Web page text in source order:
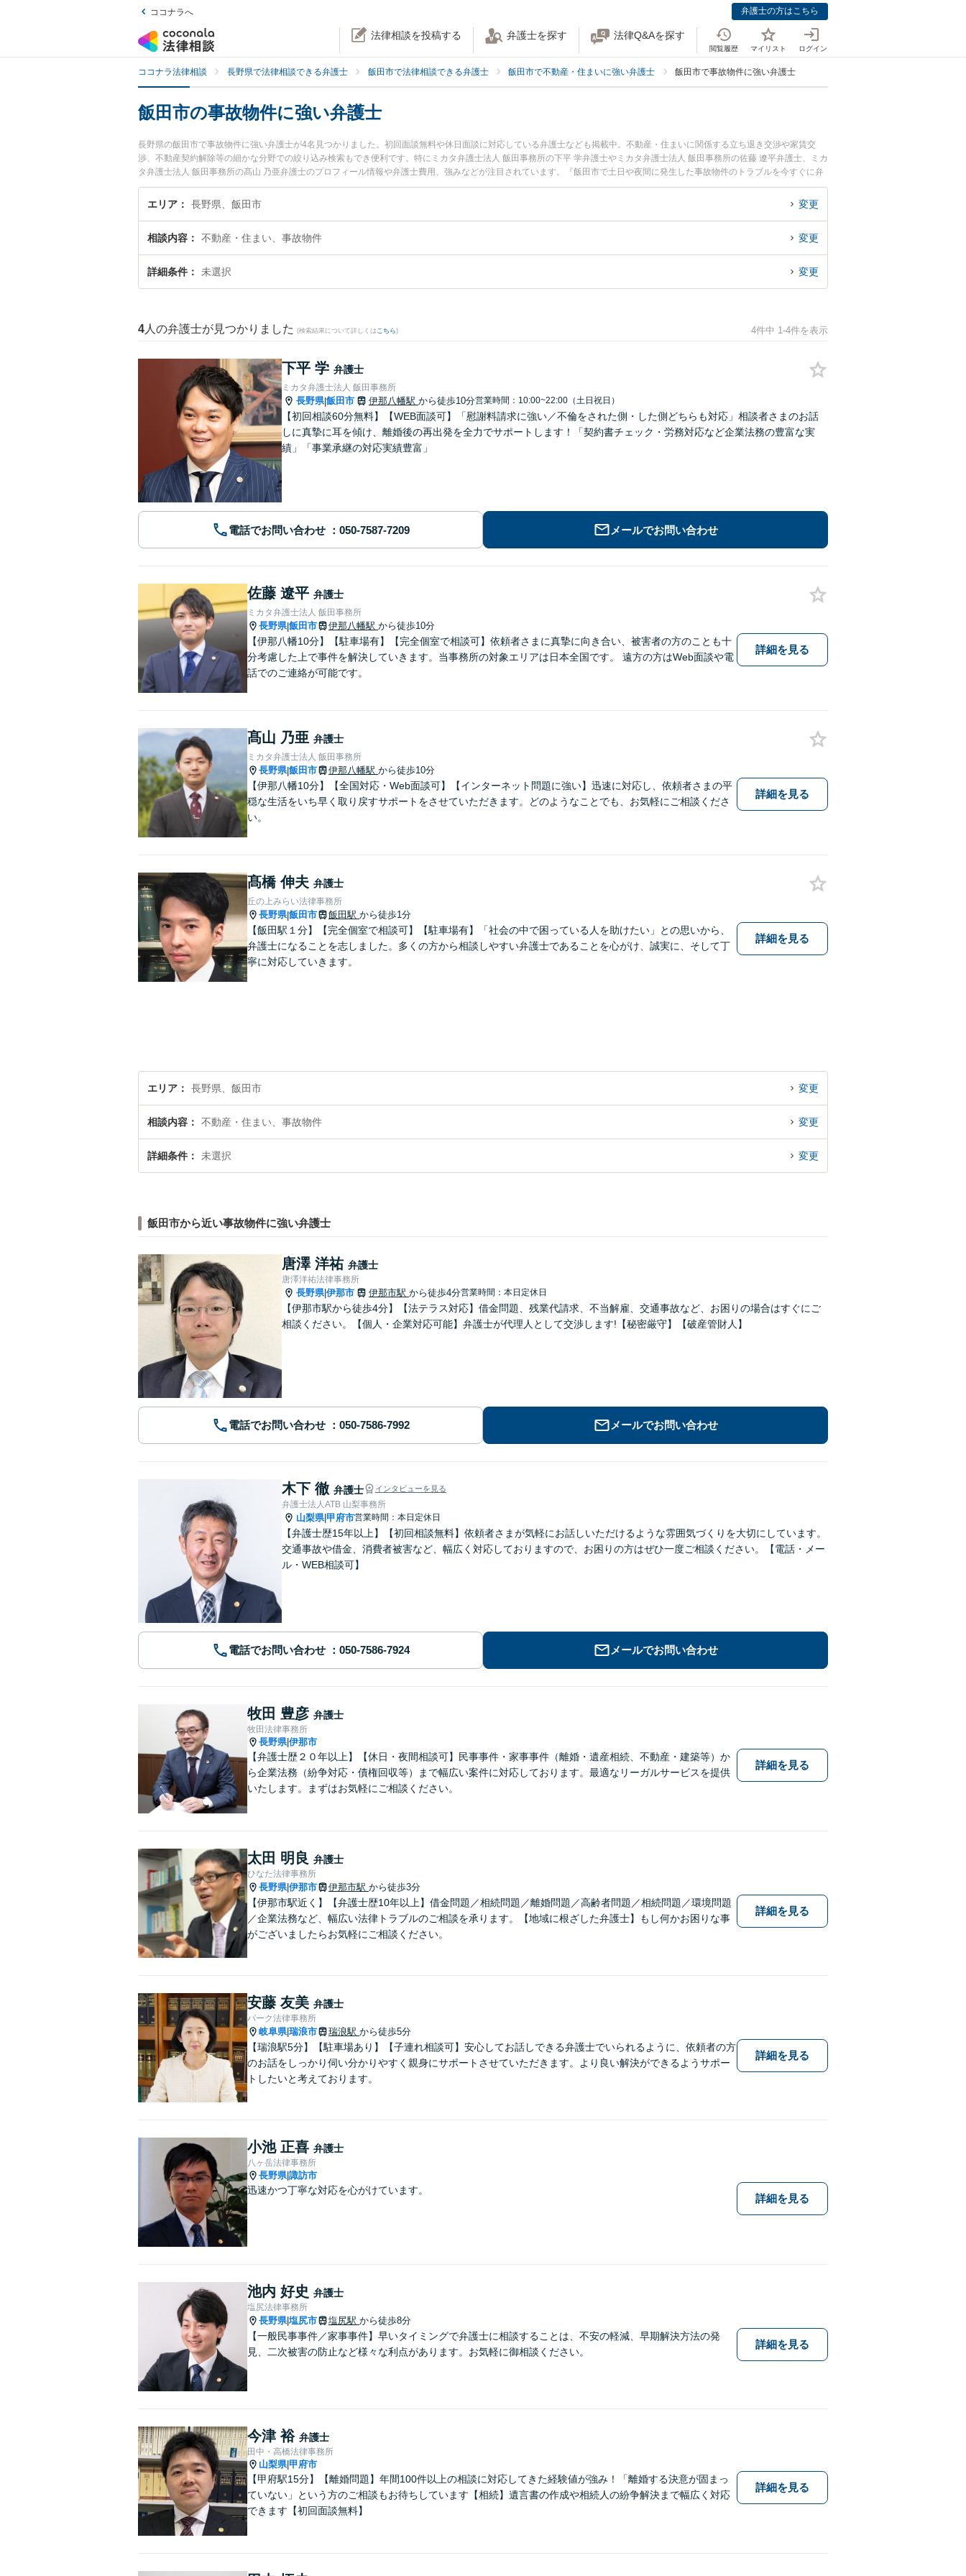
ココナラへ 弁護士の方はこちら
法律相談を投稿する 弁護士を探す 法律Q&Aを探す
閲覧履歴 マイリスト ログイン
ココナラ法律相談 長野県で法律相談できる弁護士 飯田市で法律相談できる弁護士 飯田市で不動産・住まいに強い弁護士 飯田市で事故物件に強い弁護士
飯田市の事故物件に強い弁護士
長野県の飯田市で事故物件に強い弁護士が4名見つかりました。初回面談無料や休日面談に対応している弁護士なども掲載中。不動産・住まいに関係する立ち退き交渉や家賃交
渉、不動産契約解除等の細かな分野での絞り込み検索もでき便利です。特にミカタ弁護士法人 飯田事務所の下平 学弁護士やミカタ弁護士法人 飯田事務所の佐藤 遼平弁護士、ミカ
タ弁護士法人 飯田事務所の髙山 乃亜弁護士のプロフィール情報や弁護士費用、強みなどが注目されています。『飯田市で土日や夜間に発生した事故物件のトラブルを今すぐに弁
護士に相談したい』『事故物件のトラブル解決の実績豊富な近くの弁護士を検索したい』『初回相談無料で事故物件を法律相談できる飯田市内の弁護士に相談予約したい』などで
お困りの相談者さんにおすすめです。
エリア 長野県、飯田市 変更
相談内容 不動産・住まい、事故物件 変更
詳細条件 未選択 変更
4 人の弁護士が見つかりました (検索結果について詳しくは こちら) 4件中 1-4件を表示
下平 学 弁護士
ミカタ弁護士法人 飯田事務所
長野県|飯田市 伊那八幡駅 から徒歩10分営業時間：10:00~22:00（土日祝日）
【初回相談60分無料】【WEB面談可】「慰謝料請求に強い／不倫をされた側・した側どちらも対応」相談者さまのお話
しに真摯に耳を傾け、離婚後の再出発を全力でサポートします！「契約書チェック・労務対応など企業法務の豊富な実
績」「事業承継の対応実績豊富」
電話でお問い合わせ メールでお問い合わせ
佐藤 遼平 弁護士
ミカタ弁護士法人 飯田事務所
長野県|飯田市 伊那八幡駅 から徒歩10分
【伊那八幡10分】【駐車場有】【完全個室で相談可】依頼者さまに真摯に向き合い、被害者の方のことも十
分考慮した上で事件を解決していきます。当事務所の対象エリアは日本全国です。 遠方の方はWeb面談や電
話でのご連絡が可能です。
詳細を見る
髙山 乃亜 弁護士
ミカタ弁護士法人 飯田事務所
長野県|飯田市 伊那八幡駅 から徒歩10分
【伊那八幡10分】【全国対応・Web面談可】【インターネット問題に強い】迅速に対応し、依頼者さまの平
穏な生活をいち早く取り戻すサポートをさせていただきます。どのようなことでも、お気軽にご相談くださ
い。
詳細を見る
髙橋 伸夫 弁護士
丘の上みらい法律事務所
長野県|飯田市 飯田駅 から徒歩1分
【飯田駅１分】【完全個室で相談可】【駐車場有】「社会の中で困っている人を助けたい」との思いから、
弁護士になることを志しました。多くの方から相談しやすい弁護士であることを心がけ、誠実に、そして丁
寧に対応していきます。
詳細を見る
エリア 長野県、飯田市 変更
相談内容 不動産・住まい、事故物件 変更
詳細条件 未選択 変更
飯田市から近い事故物件に強い弁護士
唐澤 洋祐 弁護士
唐澤洋祐法律事務所
長野県|伊那市 伊那市駅 から徒歩4分営業時間：本日定休日
【伊那市駅から徒歩4分】【法テラス対応】借金問題、残業代請求、不当解雇、交通事故など、お困りの場合はすぐにご
相談ください。【個人・企業対応可能】弁護士が代理人として交渉します!【秘密厳守】【破産管財人】
電話でお問い合わせ メールでお問い合わせ
木下 徹 弁護士 インタビューを見る
弁護士法人ATB 山梨事務所
山梨県|甲府市営業時間：本日定休日
【弁護士歴15年以上】【初回相談無料】依頼者さまが気軽にお話しいただけるような雰囲気づくりを大切にしています。
交通事故や借金、消費者被害など、幅広く対応しておりますので、お困りの方はぜひ一度ご相談ください。【電話・メー
ル・WEB相談可】
電話でお問い合わせ メールでお問い合わせ
牧田 豊彦 弁護士
牧田法律事務所
長野県|伊那市
【弁護士歴２０年以上】【休日・夜間相談可】民事事件・家事事件（離婚・遺産相続、不動産・建築等）か
ら企業法務（紛争対応・債権回収等）まで幅広い案件に対応しております。最適なリーガルサービスを提供
いたします。まずはお気軽にご相談ください。
詳細を見る
太田 明良 弁護士
ひなた法律事務所
長野県|伊那市 伊那市駅 から徒歩3分
【伊那市駅近く】【弁護士歴10年以上】借金問題／相続問題／離婚問題／高齢者問題／相続問題／環境問題
／企業法務など、幅広い法律トラブルのご相談を承ります。【地域に根ざした弁護士】もし何かお困りな事
がございましたらお気軽にご相談ください。
詳細を見る
安藤 友美 弁護士
パーク法律事務所
岐阜県|瑞浪市 瑞浪駅 から徒歩5分
【瑞浪駅5分】【駐車場あり】【子連れ相談可】安心してお話しできる弁護士でいられるように、依頼者の方
のお話をしっかり伺い分かりやすく親身にサポートさせていただきます。より良い解決ができるようサポー
トしたいと考えております。
詳細を見る
小池 正喜 弁護士
八ヶ岳法律事務所
長野県|諏訪市
迅速かつ丁寧な対応を心がけています。
詳細を見る
池内 好史 弁護士
塩尻法律事務所
長野県|塩尻市 塩尻駅 から徒歩8分
【一般民事事件／家事事件】早いタイミングで弁護士に相談することは、不安の軽減、早期解決方法の発
見、二次被害の防止など様々な利点があります。お気軽に御相談ください。
詳細を見る
今津 裕 弁護士
田中・高橋法律事務所
山梨県|甲府市
【甲府駅15分】【離婚問題】年間100件以上の相談に対応してきた経験値が強み！「離婚する決意が固まっ
ていない」という方のご相談もお待ちしています【相続】遺言書の作成や相続人の紛争解決まで幅広く対応
できます【初回面談無料】
詳細を見る